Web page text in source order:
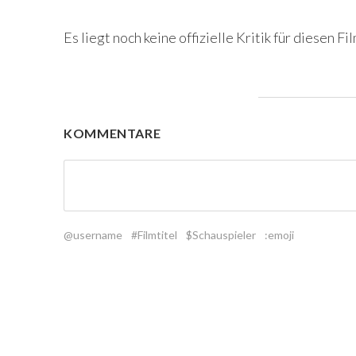
Es liegt noch keine offizielle Kritik für diesen
KOMMENTARE
@username #Filmtitel $Schauspieler :emoji